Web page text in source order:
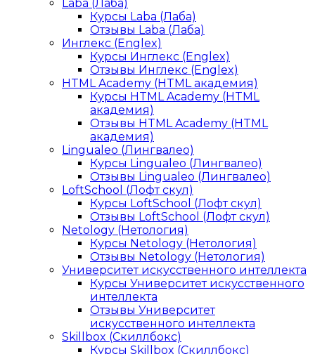
Laba (Лаба)
Курсы Laba (Лаба)
Отзывы Laba (Лаба)
Инглекс (Englex)
Курсы Инглекс (Englex)
Отзывы Инглекс (Englex)
HTML Academy (HTML академия)
Курсы HTML Academy (HTML
академия)
Отзывы HTML Academy (HTML
академия)
Lingualeo (Лингвалео)
Курсы Lingualeo (Лингвалео)
Отзывы Lingualeo (Лингвалео)
LoftSchool (Лофт скул)
Курсы LoftSchool (Лофт скул)
Отзывы LoftSchool (Лофт скул)
Netology (Нетология)
Курсы Netology (Нетология)
Отзывы Netology (Нетология)
Университет искусственного интеллекта
Курсы Университет искусственного
интеллекта
Отзывы Университет
искусственного интеллекта
Skillbox (Скиллбокс)
Курсы Skillbox (Скиллбокс)